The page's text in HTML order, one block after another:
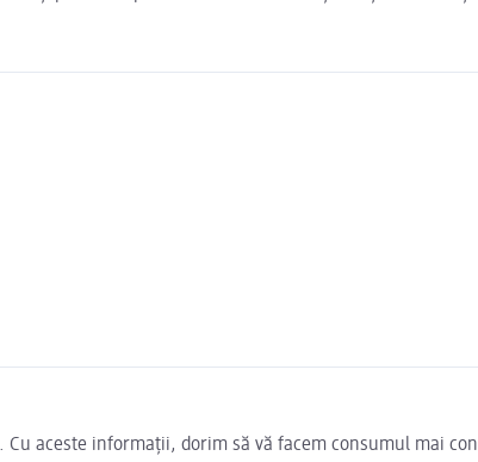
aceste informații, dorim să vă facem consumul mai